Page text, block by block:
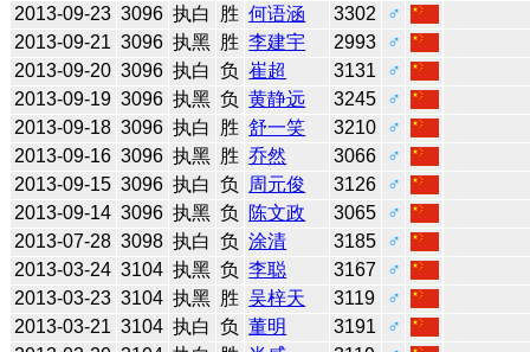
2013-09-23 3096 执白 胜 何语涵 3302
♂
2013-09-21 3096 执黑 胜 李建宇 2993
♂
2013-09-20 3096 执白 负 崔超 3131
♂
2013-09-19 3096 执黑 负 黄静远 3245
♂
2013-09-18 3096 执白 胜 舒一笑 3210
♂
2013-09-16 3096 执黑 胜 乔然 3066
♂
2013-09-15 3096 执白 负 周元俊 3126
♂
2013-09-14 3096 执黑 负 陈文政 3065
♂
2013-07-28 3098 执白 负 涂清 3185
♂
2013-03-24 3104 执黑 负 李聪 3167
♂
2013-03-23 3104 执黑 胜 吴梓天 3119
♂
2013-03-21 3104 执白 负 董明 3191
♂